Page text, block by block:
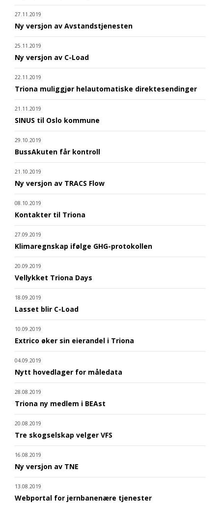
27.11.2019
Ny versjon av Avstandstjenesten
25.11.2019
Ny versjon av C-Load
22.11.2019
Triona muliggjør helautomatiske direktesendinger
21.11.2019
SINUS til Oslo kommune
29.10.2019
BussAkuten får kontroll
21.10.2019
Ny versjon av TRACS Flow
08.10.2019
Kontakter til Triona
27.09.2019
Klimaregnskap ifølge GHG-protokollen
20.09.2019
Vellykket Triona Days
18.09.2019
Lasset blir C-Load
10.09.2019
Extrico øker sin eierandel i Triona
04.09.2019
Nytt hovedlager for måledata
28.08.2019
Triona ny medlem i BEAst
20.08.2019
Tre skogselskap velger VFS
16.08.2019
Ny versjon av TNE
13.08.2019
Webportal for jernbanenære tjenester